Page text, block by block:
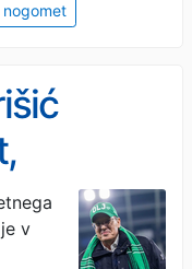
nogomet
pa ga je
v